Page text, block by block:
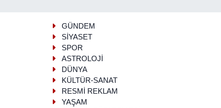
GÜNDEM
SİYASET
SPOR
ASTROLOJİ
DÜNYA
KÜLTÜR-SANAT
RESMİ REKLAM
YAŞAM